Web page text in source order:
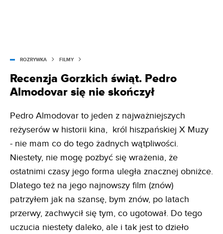
ROZRYWKA FILMY
Recenzja Gorzkich świąt. Pedro
Almodovar się nie skończył
Pedro Almodovar to jeden z najważniejszych
reżyserów w historii kina, król hiszpańskiej X Muzy
- nie mam co do tego żadnych wątpliwości.
Niestety, nie mogę pozbyć się wrażenia, że
ostatnimi czasy jego forma uległa znacznej obniżce.
Dlatego też na jego najnowszy film (znów)
patrzyłem jak na szansę, bym znów, po latach
przerwy, zachwycił się tym, co ugotował. Do tego
uczucia niestety daleko, ale i tak jest to dzieło